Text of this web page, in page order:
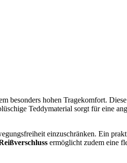
besonders hohen Tragekomfort.
Teddymaterial sorgt für eine
einzuschränken. Ein
ermöglicht zudem eine